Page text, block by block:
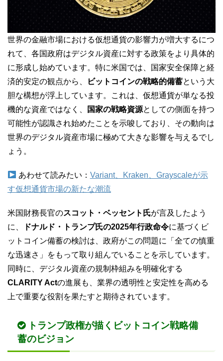
世界の金融市場における仮想通貨の影響力が増大するにつ
れて、各国政府はデジタル資産に対する政策をより具体的
に形成し始めています。特に米国では、国家安全保障と経
済的安定の観点から、
ビットコインの戦略的備蓄という大
胆な構想が浮上しています。これは、仮想通貨が単なる投
機的な資産ではなく、
国家の戦略資源としての側面を持つ
可能性が認識され始めたことを示唆しており、その動向は
世界のデジタル資産市場に極めて大きな影響を与えるでし
ょう。
あわせて読みたい： Variant、Kraken、Grayscaleが示
す仮想通貨市場の新たな潮流
米国財務長官のスコット・ベッセント氏が言及したよう
に、
ドナルド・トランプ氏の2025年行政命令に基づくビ
ットコイン備蓄の検討は、政府がこの問題に「全ての慎重
な迅速さ」をもって取り組んでいることを示しています。
同時に、デジタル資産の規制枠組みを明確化する
CLARITY Actの進展も、業界の透明性と安定性を高める
上で重要な役割を果たすと期待されています。
トランプ政権が描くビットコイン戦略備
蓄のビジョン